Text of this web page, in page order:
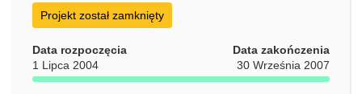
Projekt został zamknięty
Data rozpoczęcia
1 Lipca 2004
Data zakończenia
30 Września 2007